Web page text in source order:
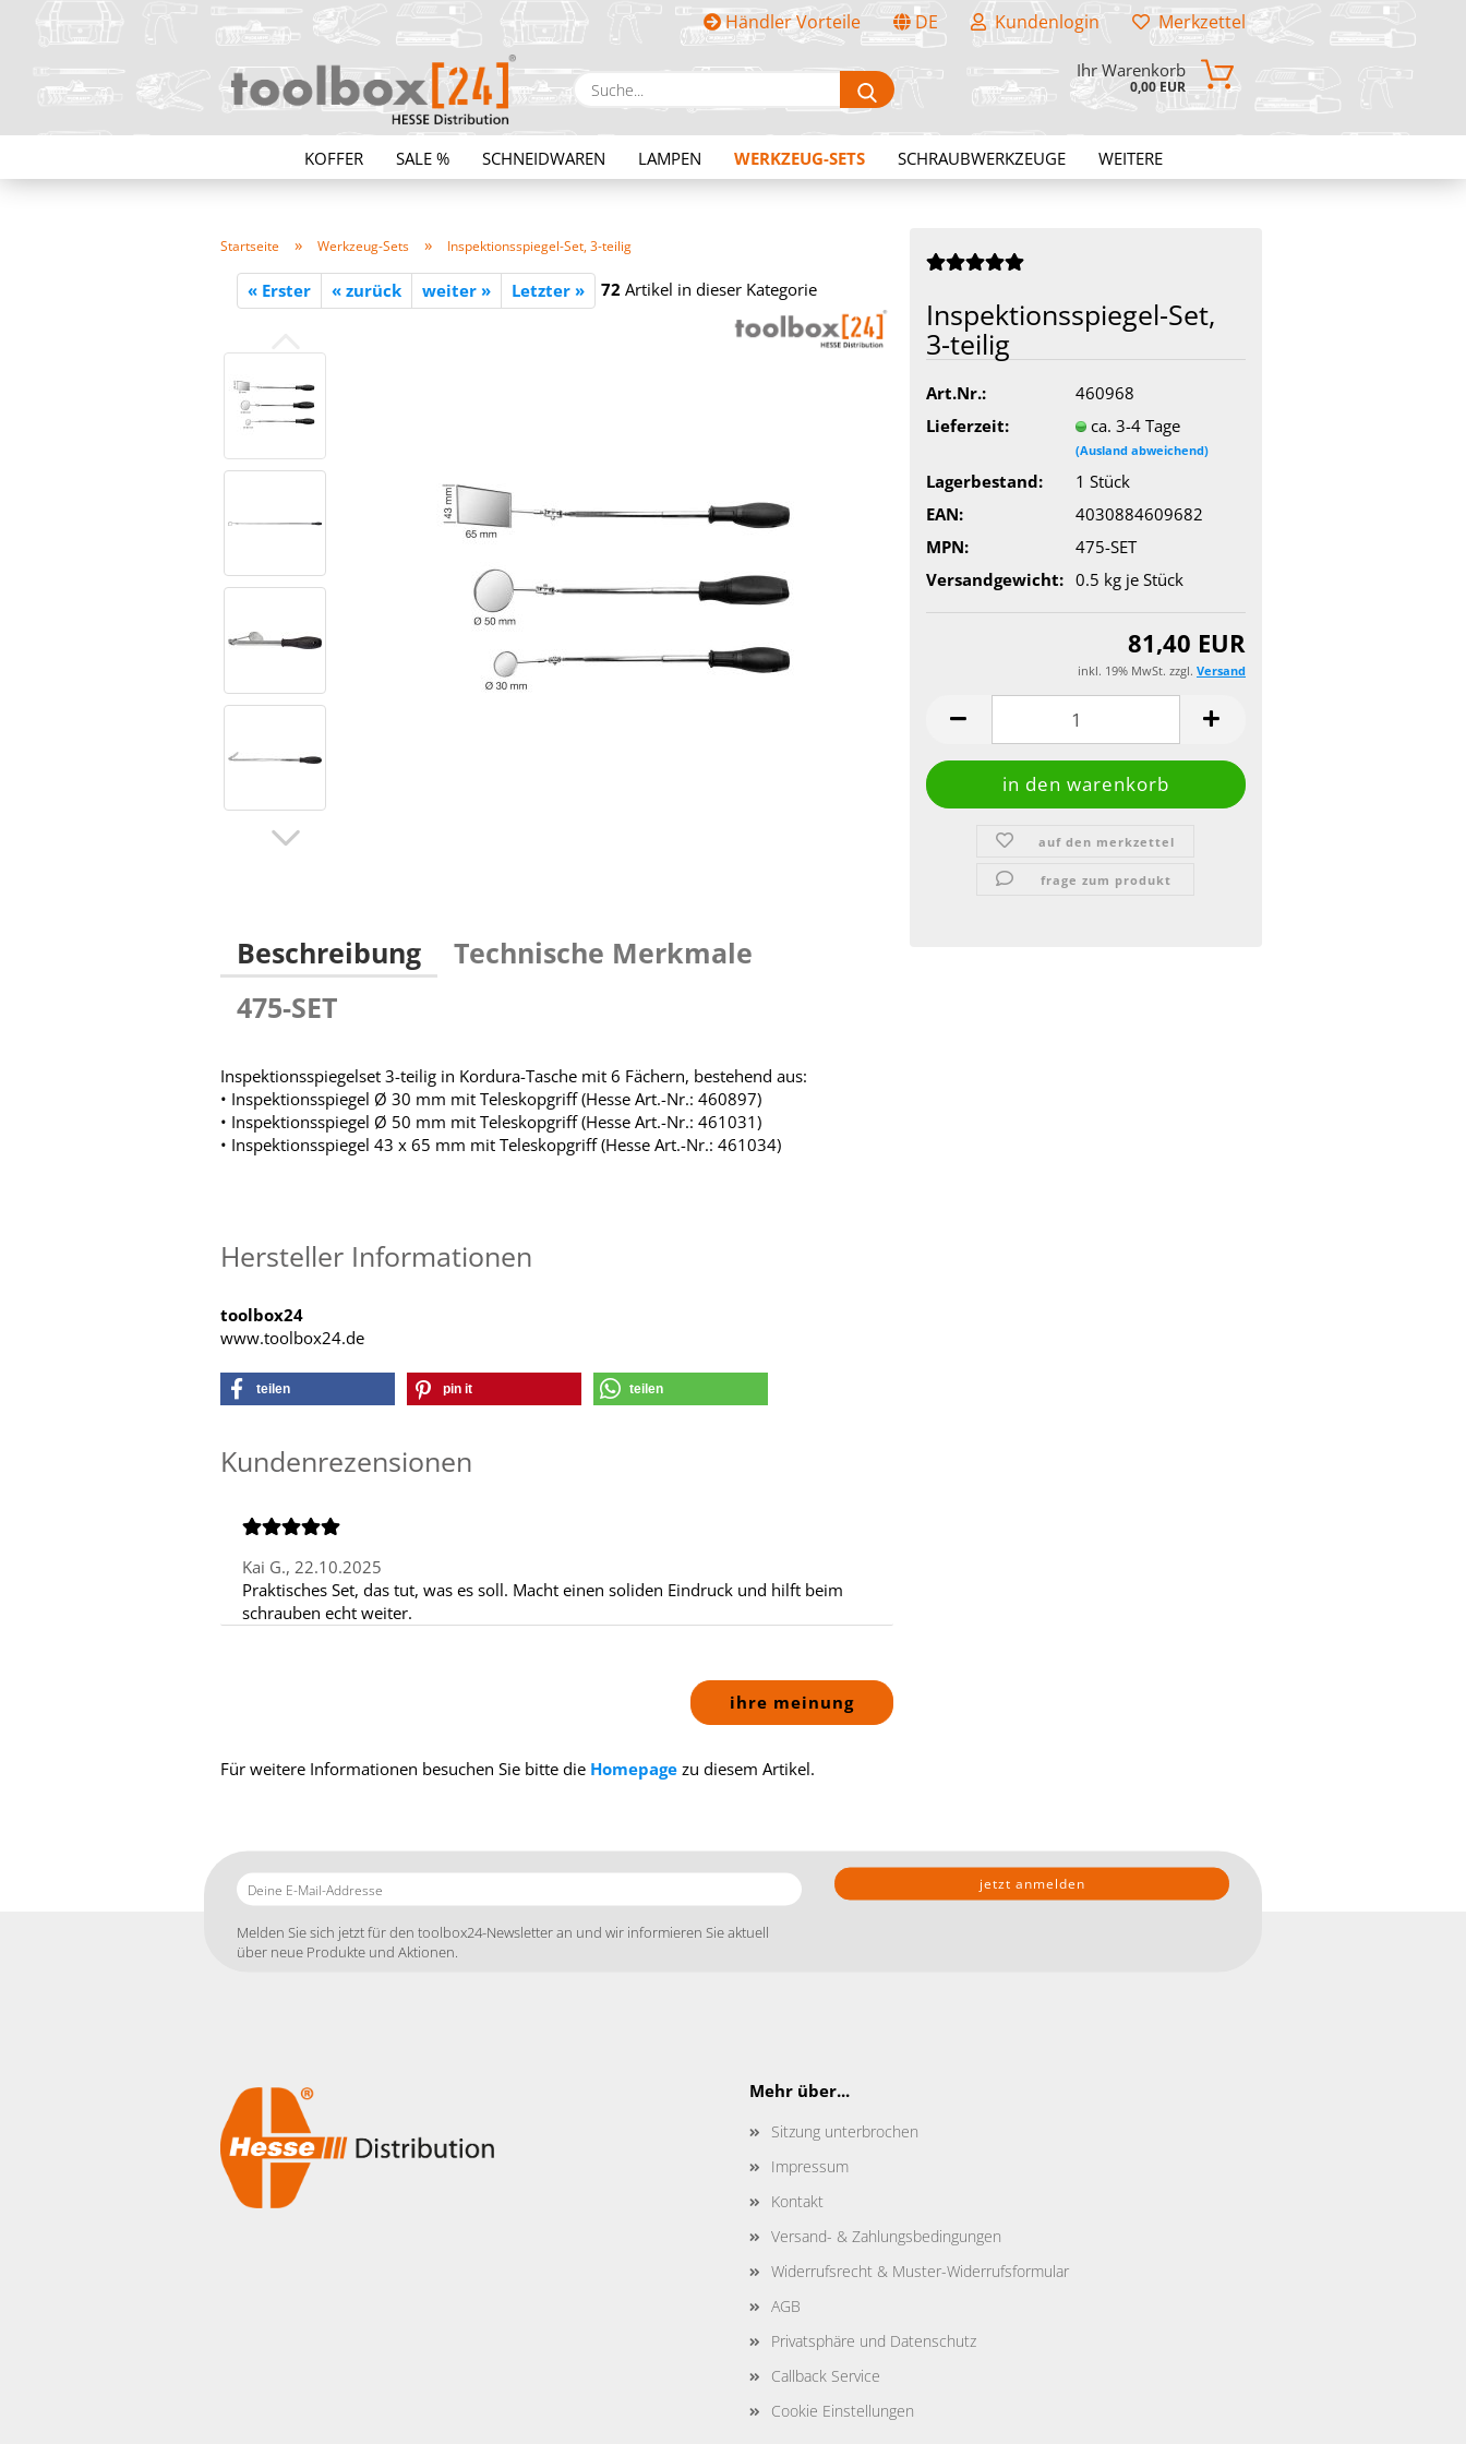
Händler Vorteile DE
Sprache auswählen
Kundenlogin
E-Mail
Konto erstellen
Merkzettel
Suche... Ihr Warenkorb
0,00 EUR
KOFFER SALE % SCHNEIDWAREN LAMPEN WERKZEUG-SETS SCHRAUBWERKZEUGE WEITERE
Startseite » Werkzeug-Sets » Inspektionsspiegel-Set, 3-teilig
« Erster « zurück weiter » Letzter » 72 Artikel in dieser Kategorie
Inspektionsspiegel-​Set,
3-​teilig
Art.Nr.:
460968
Lieferzeit:
ca. 3-4 Tage
(Ausland abweichend)
Lagerbestand: 1 Stück
EAN:
4030884609682
MPN:
475-SET
Versandgewicht: 0.5 kg je Stück
81,40 EUR
inkl. 19% MwSt. zzgl. Versand
auf den merkzettel
frage zum produkt
Beschreibung
Technische Merkmale
475-SET
Inspektionsspiegelset 3-teilig in Kordura-Tasche mit 6 Fächern, bestehend aus:
• Inspektionsspiegel Ø 30 mm mit Teleskopgriff (Hesse Art.-Nr.: 460897)
• Inspektionsspiegel Ø 50 mm mit Teleskopgriff (Hesse Art.-Nr.: 461031)
• Inspektionsspiegel 43 x 65 mm mit Teleskopgriff (Hesse Art.-Nr.: 461034)
Hersteller Informationen
toolbox24
www.toolbox24.de
teilen pin it teilen
Kundenrezensionen
Kai G., 22.10.2025
Praktisches Set, das tut, was es soll. Macht einen soliden Eindruck und hilft beim
schrauben echt weiter.
ihre meinung
Für weitere Informationen besuchen Sie bitte die Homepage zu diesem Artikel.
Deine
E-
Addresse
Melden Sie sich jetzt für den toolbox24-Newsletter an und wir informieren Sie aktuell
über neue Produkte und Aktionen.
Mehr über...
Sitzung unterbrochen
Impressum
Kontakt
Versand- & Zahlungsbedingungen
Widerrufsrecht & Muster-Widerrufsformular
AGB
Privatsphäre und Datenschutz
Callback Service
Cookie Einstellungen